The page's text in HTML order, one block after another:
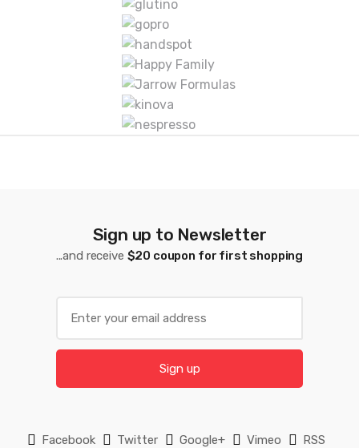
Sign up to Newsletter
...and receive $20 coupon for first shopping
a
l
Sign up
Facebook Twitter Google+ Vimeo RSS